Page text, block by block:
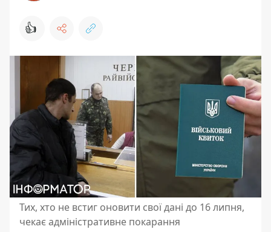
👍
Тих, хто не встиг оновити свої дані до 16 липня,
чекає адміністративне покарання